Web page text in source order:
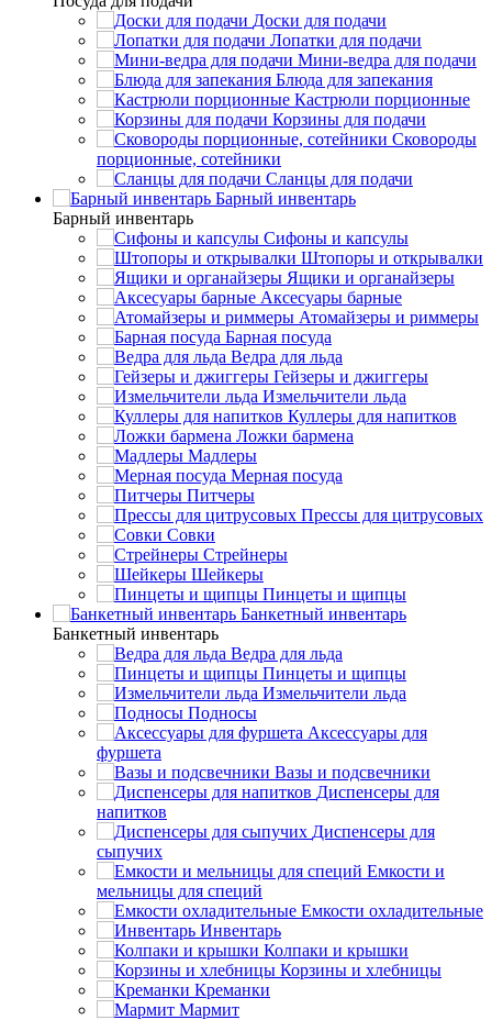
Доски для подачи
Лопатки для подачи
Мини-ведра для подачи
Блюда для запекания
Кастрюли порционные
Корзины для подачи
Сковороды
порционные, сотейники
Сланцы для подачи
Барный инвентарь
Барный инвентарь
Сифоны и капсулы
Штопоры и открывалки
Ящики и органайзеры
Аксесуары барные
Атомайзеры и риммеры
Барная посуда
Ведра для льда
Гейзеры и джиггеры
Измельчители льда
Куллеры для напитков
Ложки бармена
Мадлеры
Мерная посуда
Питчеры
Прессы для цитрусовых
Совки
Стрейнеры
Шейкеры
Пинцеты и щипцы
Банкетный инвентарь
Банкетный инвентарь
Ведра для льда
Пинцеты и щипцы
Измельчители льда
Подносы
Аксессуары для
фуршета
Вазы и подсвечники
Диспенсеры для
напитков
Диспенсеры для
сыпучих
Емкости и
мельницы для специй
Емкости охладительные
Инвентарь
Колпаки и крышки
Корзины и хлебницы
Креманки
Мармит